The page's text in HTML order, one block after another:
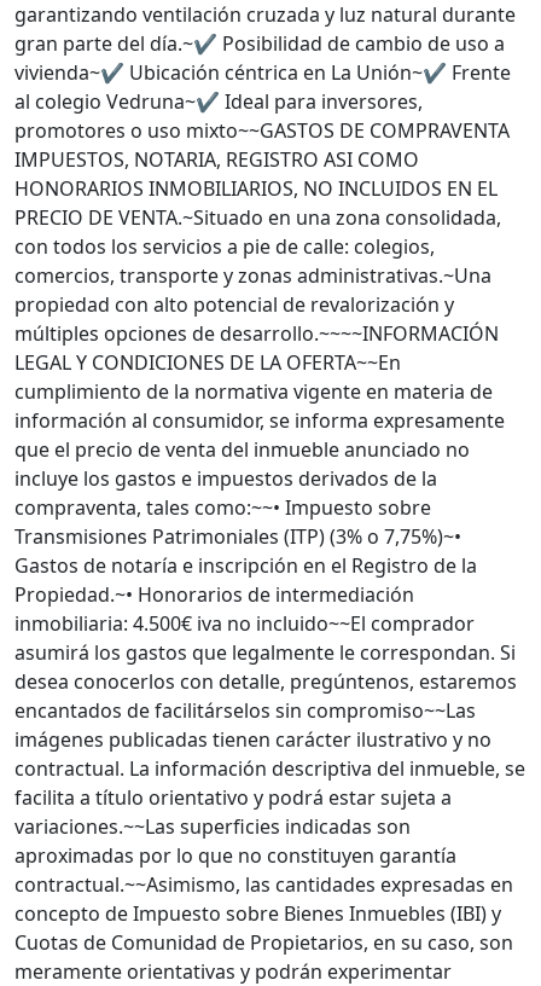
garantizando ventilación cruzada y luz natural durante
gran parte del día.~✔️ Posibilidad de cambio de uso a
vivienda~✔️ Ubicación céntrica en La Unión~✔️ Frente
al colegio Vedruna~✔️ Ideal para inversores,
promotores o uso mixto~~GASTOS DE COMPRAVENTA
IMPUESTOS, NOTARIA, REGISTRO ASI COMO
HONORARIOS INMOBILIARIOS, NO INCLUIDOS EN EL
PRECIO DE VENTA.~Situado en una zona consolidada,
con todos los servicios a pie de calle: colegios,
comercios, transporte y zonas administrativas.~Una
propiedad con alto potencial de revalorización y
múltiples opciones de desarrollo.~~~~INFORMACIÓN
LEGAL Y CONDICIONES DE LA OFERTA~~En
cumplimiento de la normativa vigente en materia de
información al consumidor, se informa expresamente
que el precio de venta del inmueble anunciado no
incluye los gastos e impuestos derivados de la
compraventa, tales como:~~• Impuesto sobre
Transmisiones Patrimoniales (ITP) (3% o 7,75%)~•
Gastos de notaría e inscripción en el Registro de la
Propiedad.~• Honorarios de intermediación
inmobiliaria: 4.500€ iva no incluido~~El comprador
asumirá los gastos que legalmente le correspondan. Si
desea conocerlos con detalle, pregúntenos, estaremos
encantados de facilitárselos sin compromiso~~Las
imágenes publicadas tienen carácter ilustrativo y no
contractual. La información descriptiva del inmueble, se
facilita a título orientativo y podrá estar sujeta a
variaciones.~~Las superficies indicadas son
aproximadas por lo que no constituyen garantía
contractual.~~Asimismo, las cantidades expresadas en
concepto de Impuesto sobre Bienes Inmuebles (IBI) y
Cuotas de Comunidad de Propietarios, en su caso, son
meramente orientativas y podrán experimentar